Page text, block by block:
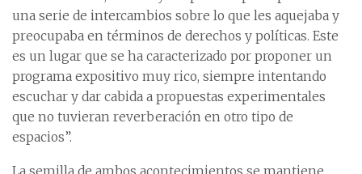
una serie de intercambios sobre lo que les aquejaba y
preocupaba en términos de derechos y políticas. Este
es un lugar que se ha caracterizado por proponer un
programa expositivo muy rico, siempre intentando
escuchar y dar cabida a propuestas experimentales
que no tuvieran reverberación en otro tipo de
espacios”.